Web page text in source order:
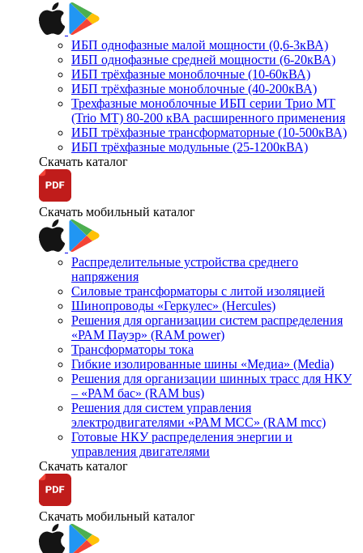
ИБП однофазные малой мощности (0,6-3кВА)
ИБП однофазные средней мощности (6-20кВА)
ИБП трёхфазные моноблочные (10-60кВА)
ИБП трёхфазные моноблочные (40-200кВА)
Трехфазные моноблочные ИБП серии Трио МТ
(Trio MT) 80-200 кВА расширенного применения
ИБП трёхфазные трансформаторные (10-500кВА)
ИБП трёхфазные модульные (25-1200кВА)
Скачать каталог
Скачать мобильный каталог
Распределительные устройства среднего
напряжения
Силовые трансформаторы с литой изоляцией
Шинопроводы «Геркулес» (Hercules)
Решения для организации систем распределения
«РАМ Пауэр» (RAM power)
Трансформаторы тока
Гибкие изолированные шины «Медиа» (Media)
Решения для организации шинных трасс для НКУ
– «РАМ бас» (RAM bus)
Решения для систем управления
электродвигателями «РАМ МСС» (RAM mcc)
Готовые НКУ распределения энергии и
управления двигателями
Скачать каталог
Скачать мобильный каталог